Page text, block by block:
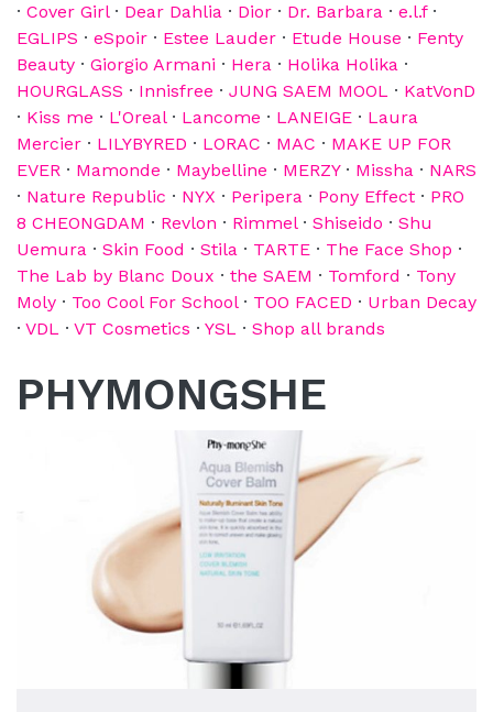
· Cover Girl· Dear Dahlia · Dior · Dr. Barbara · e.l.f·
EGLIPS · eSpoir · Estee Lauder · Etude House · Fenty
Beauty · Giorgio Armani · Hera · Holika Holika ·
HOURGLASS · Innisfree · JUNG SAEM MOOL · KatVonD
· Kiss me · L'Oreal· Lancome · LANEIGE · Laura
Mercier · LILYBYRED · LORAC · MAC · MAKE UP FOR
EVER · Mamonde · Maybelline · MERZY· Missha · NARS
· Nature Republic · NYX · Peripera · Pony Effect · PRO
8 CHEONGDAM · Revlon · Rimmel· Shiseido · Shu
Uemura · Skin Food · Stila · TARTE · The Face Shop ·
The Lab by Blanc Doux · the SAEM · Tomford · Tony
Moly · Too Cool For School· TOO FACED · Urban Decay
· VDL · VT Cosmetics · YSL · Shop all brands
PHYMONGSHE